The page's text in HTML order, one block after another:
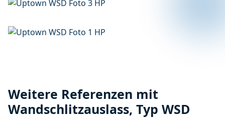
Weitere Referenzen mit
Wandschlitzauslass, Typ WSD